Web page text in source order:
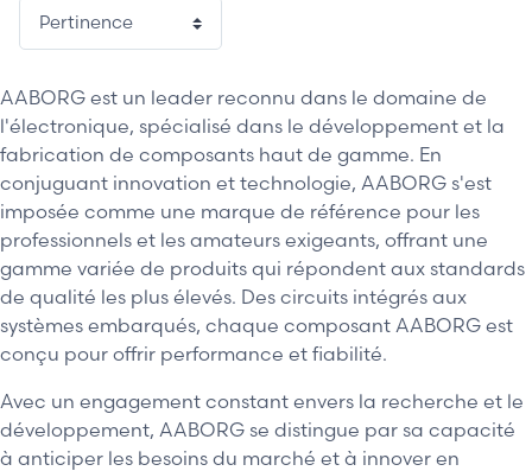
AABORG est un leader reconnu dans le domaine de
l'électronique, spécialisé dans le développement et la
fabrication de composants haut de gamme. En
conjuguant innovation et technologie, AABORG s'est
imposée comme une marque de référence pour les
professionnels et les amateurs exigeants, offrant une
gamme variée de produits qui répondent aux standards
de qualité les plus élevés. Des circuits intégrés aux
systèmes embarqués, chaque composant AABORG est
conçu pour offrir performance et fiabilité.
Avec un engagement constant envers la recherche et le
développement, AABORG se distingue par sa capacité
à anticiper les besoins du marché et à innover en